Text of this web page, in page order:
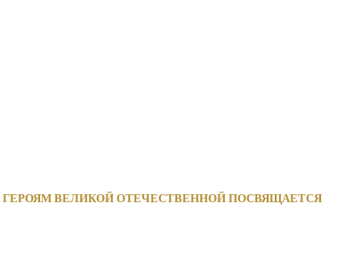
ГЕРОЯМ ВЕЛИКОЙ ОТЕЧЕСТВЕННОЙ ПОСВЯЩАЕТСЯ